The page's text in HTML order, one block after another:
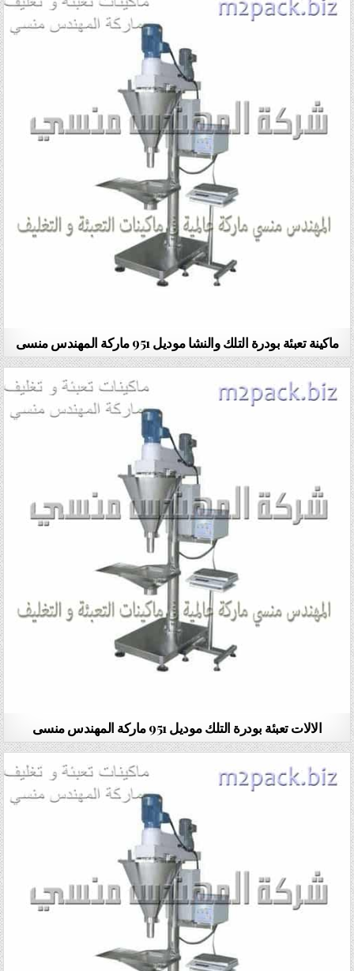
ماكينة تعبئة بودرة التلك والنشا موديل 951 ماركة المهندس منسى
الالات تعبئة بودرة التلك موديل 951 ماركة المهندس منسى